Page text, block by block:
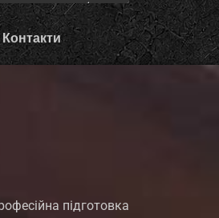
Контакти
підготовка